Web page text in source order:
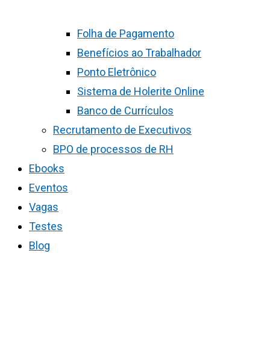
Folha de Pagamento
Benefícios ao Trabalhador
Ponto Eletrônico
Sistema de Holerite Online
Banco de Currículos
Recrutamento de Executivos
BPO de processos de RH
Ebooks
Eventos
Vagas
Testes
Blog